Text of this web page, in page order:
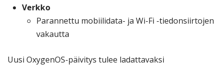
Verkko
Parannettu mobiilidata- ja Wi-Fi -tiedonsiirtojen
vakautta
Uusi OxygenOS-päivitys tulee ladattavaksi